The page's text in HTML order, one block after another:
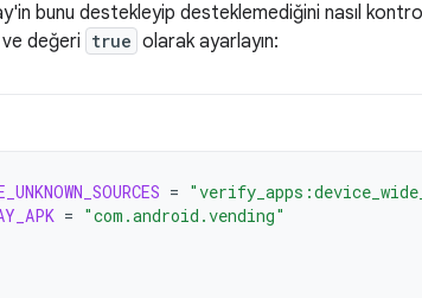
bunu destekleyip desteklemediğini nasıl
değeri true olarak ayarlayın:
=
= "com.android.vending"